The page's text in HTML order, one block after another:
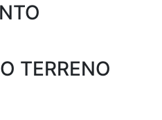
TERRENO